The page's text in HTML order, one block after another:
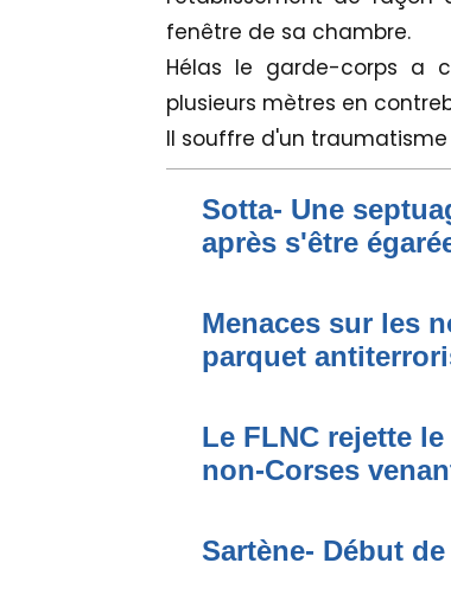
fenêtre de sa chambre.
Hélas le garde-corps a
plusieurs mètres en
Il souffre d'un
Sotta- Une
après s'être
Menaces sur les
parquet
Le FLNC rejette
non-Corses
Sartène- Début